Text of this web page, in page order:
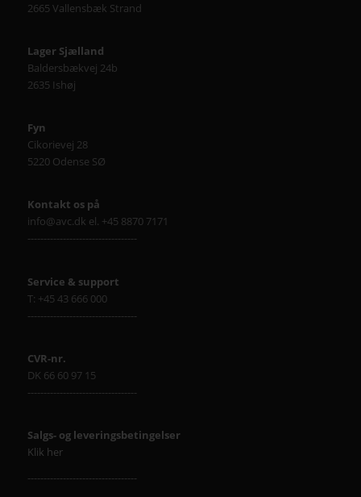
2665 Vallensbæk Strand
Lager Sjælland
Baldersbækvej 24b
2635 Ishøj
Fyn
Cikorievej 28
5220 Odense SØ
Kontakt os på
info@avc.dk el. +45 8870 7171
----------------------------------
Service & support
T: +45 43 666 000
----------------------------------
CVR-nr.
DK 66 60 97 15
----------------------------------
Salgs- og leveringsbetingelser
Klik her
----------------------------------